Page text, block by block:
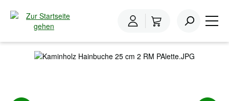
springen
Home Brennholz Brennholz Hainbuche
Bildergalerie überspringen